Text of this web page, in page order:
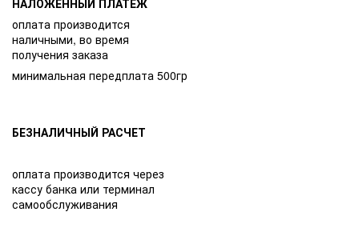
оплата производится
наличными, во время
получения заказа
минимальная передплата 500гр
БЕЗНАЛИЧНЫЙ РАСЧЕТ
оплата производится через
кассу банка или терминал
самообслуживания